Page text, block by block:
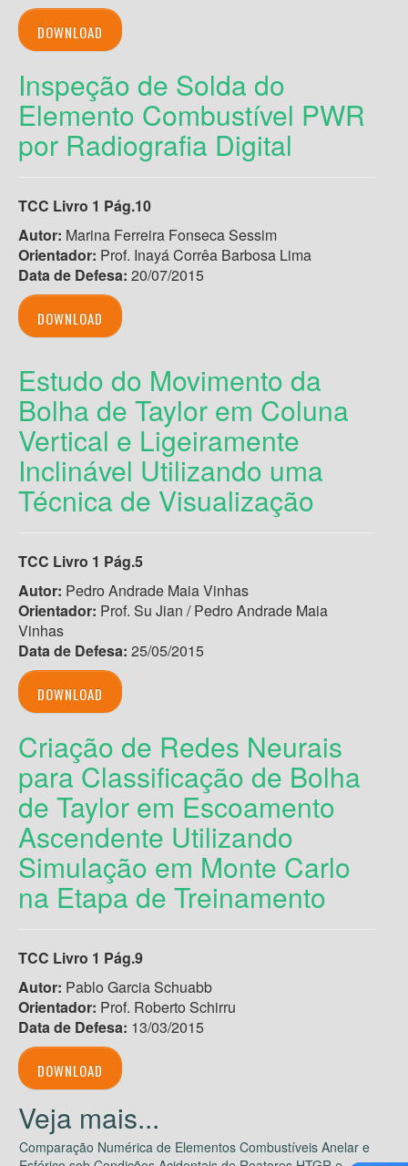
DOWNLOAD
Inspeção de Solda do
Elemento Combustível PWR
por Radiografia Digital
TCC Livro 1 Pág.10
Autor: Marina Ferreira Fonseca Sessim
Orientador: Prof. Inayá Corrêa Barbosa Lima
Data de Defesa: 20/07/2015
DOWNLOAD
Estudo do Movimento da
Bolha de Taylor em Coluna
Vertical e Ligeiramente
Inclinável Utilizando uma
Técnica de Visualização
TCC Livro 1 Pág.5
Autor: Pedro Andrade Maia Vinhas
Orientador: Prof. Su Jian / Pedro Andrade Maia
Vinhas
Data de Defesa: 25/05/2015
DOWNLOAD
Criação de Redes Neurais
para Classificação de Bolha
de Taylor em Escoamento
Ascendente Utilizando
Simulação em Monte Carlo
na Etapa de Treinamento
TCC Livro 1 Pág.9
Autor: Pablo Garcia Schuabb
Orientador: Prof. Roberto Schirru
Data de Defesa: 13/03/2015
DOWNLOAD
Comparação Numérica de Elementos Combustíveis Anelar e